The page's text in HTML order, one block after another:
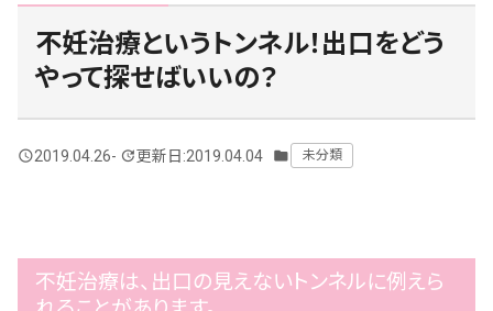
不妊治療というトンネル！出口をどう
やって探せばいいの？
query_builder2019.04.26- update更新日:2019.04.04 folder 未分類
不妊治療は、出口の見えないトンネルに例えら